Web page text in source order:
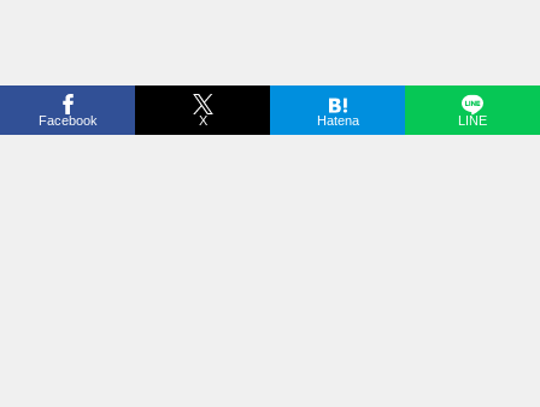
Facebook X Hatena LINE